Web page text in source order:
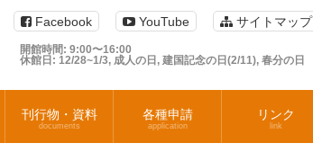
Facebook YouTube サイトマップ
開館時間: 9:00〜16:00
休館日: 12/28~1/3, 成人の日, 建国記念の日(2/11), 春分の日
刊行物・資料
documents
各種申請
application
リンク
link